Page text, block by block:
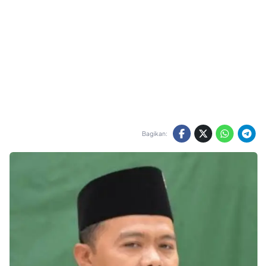
Bagikan: